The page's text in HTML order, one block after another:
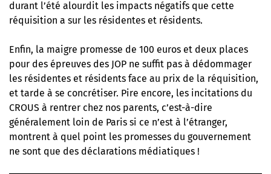
durant l’été alourdit les impacts négatifs que cette
réquisition a sur les résidentes et résidents.
Enfin, la maigre promesse de 100 euros et deux places
pour des épreuves des JOP ne suffit pas à dédommager
les résidentes et résidents face au prix de la réquisition,
et tarde à se concrétiser. Pire encore, les incitations du
CROUS à rentrer chez nos parents, c’est-à-dire
généralement loin de Paris si ce n’est à l’étranger,
montrent à quel point les promesses du gouvernement
ne sont que des déclarations médiatiques !